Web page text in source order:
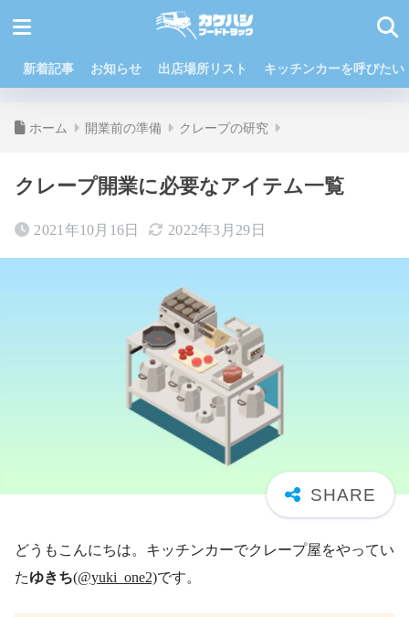
新着記事 お知らせ 出店場所リスト キッチンカーを呼びたい
ホーム 開業前の準備 クレープの研究
クレープ開業に必要なアイテム一覧
2021年10月16日 2022年3月29日
どうもこんにちは。キッチンカーでクレープ屋をやってい
たゆきち(@yuki_one2)です。